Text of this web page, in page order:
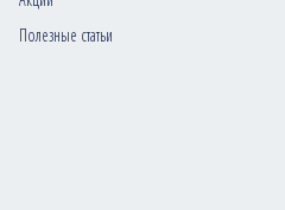
Полезные статьи